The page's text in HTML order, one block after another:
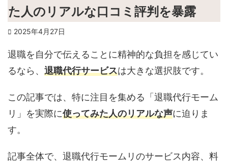
た人のリアルな口コミ評判を暴露
2025年4月27日
退職を自分で伝えることに精神的な負担を感じてい
るなら、 退職代行サービスは大きな選択肢です。
この記事では、特に注目を集める「退職代行モーム
リ」を実際に使ってみた人のリアルな声に迫りま
す。
記事全体で、退職代行モームリのサービス内容、料